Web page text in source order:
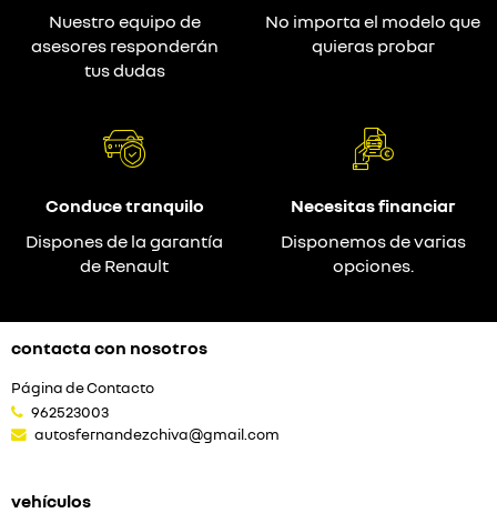
Nuestro equipo de
asesores responderán
tus dudas
No importa el modelo que
quieras probar
Conduce tranquilo
Dispones de la garantía
de Renault
Necesitas financiar
Disponemos de varias
opciones.
contacta con nosotros
Página de Contacto
962523003
autosfernandezchiva@gmail.com
vehículos